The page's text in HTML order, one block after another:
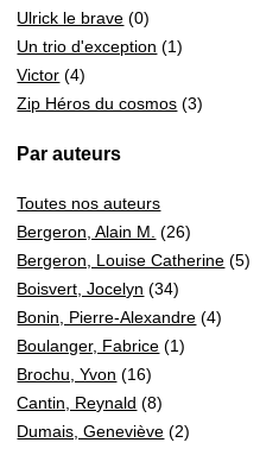
Ulrick le brave (0)
Un trio d'exception (1)
Victor (4)
Zip Héros du cosmos (3)
Par auteurs
Toutes nos auteurs
Bergeron, Alain M. (26)
Bergeron, Louise Catherine (5)
Boisvert, Jocelyn (34)
Bonin, Pierre-Alexandre (4)
Boulanger, Fabrice (1)
Brochu, Yvon (16)
Cantin, Reynald (8)
Dumais, Geneviève (2)